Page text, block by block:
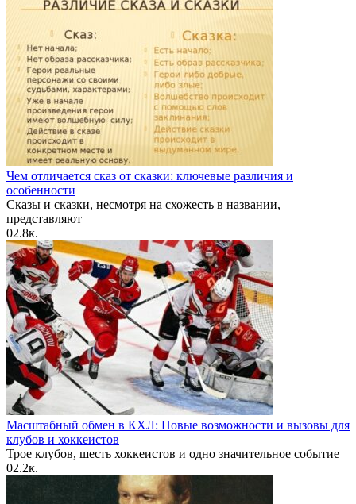
Чем отличается сказ от сказки: ключевые различия и
особенности
Сказы и сказки, несмотря на схожесть в названии,
представляют
02.8к.
Масштабный обмен в КХЛ: Новые возможности и вызовы для
клубов и хоккеистов
Трое клубов, шесть хоккеистов и одно значительное событие
02.2к.